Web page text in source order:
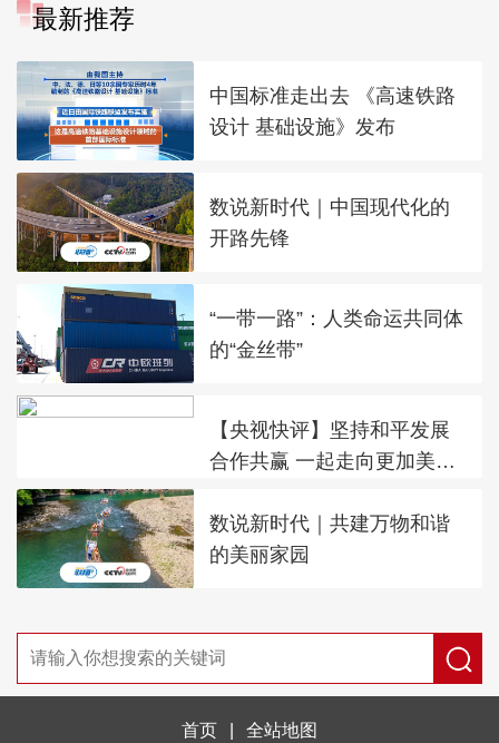
最新推荐
中国标准走出去 《高速铁路
设计 基础设施》发布
数说新时代｜中国现代化的
开路先锋
“一带一路”：人类命运共同体
的“金丝带”
【央视快评】坚持和平发展
合作共赢 一起走向更加美好
数说新时代｜共建万物和谐
的美丽家园
首页 全站地图